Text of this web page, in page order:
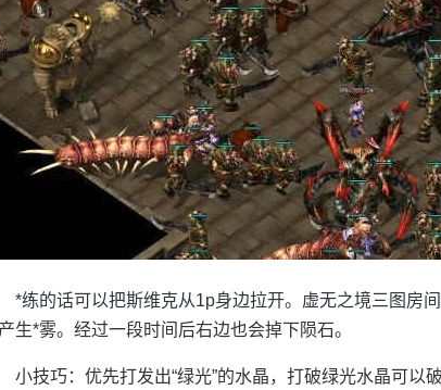
*练的话可以把斯维克从1p身边拉开。虚无之境三图房
生*雾。经过一段时间后右边也会掉下陨石。
小技巧：优先打发出“绿光”的水晶，打破绿光水晶可